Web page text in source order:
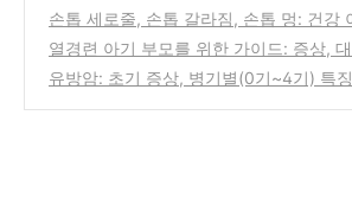
손톱 세로줄, 손톱 갈라짐, 손톱 멍: 건강
증상일까?
(3)
열경련 아기 부모를 위한 가이드: 증상, 대
과 예방법
(1)
유방암: 초기 증상, 병기별(0기~4기) 특징